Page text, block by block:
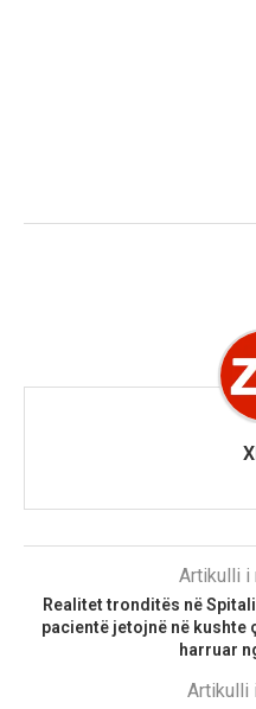
Artikulli i
Realitet tronditës në
pacientë jetojnë në kushte
harruar
Artikulli